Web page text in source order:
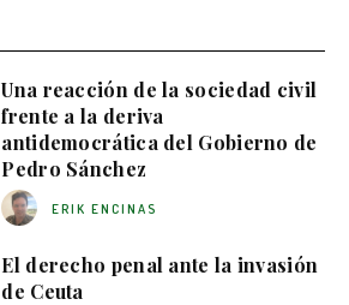
Una reacción de la sociedad civil
frente a la deriva
antidemocrática del Gobierno de
Pedro Sánchez
ERIK ENCINAS
El derecho penal ante la invasión
de Ceuta